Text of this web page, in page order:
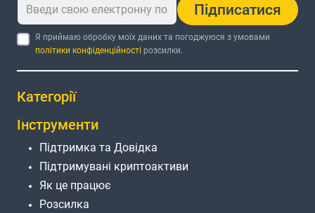
Підписатися
Я приймаю обробку моїх даних та погоджуюся з умовами
політики конфіденційності розсилки.
Категорії
Інструменти
Підтримка та Довідка
Підтримувані криптоактиви
Як це працює
Розсилка